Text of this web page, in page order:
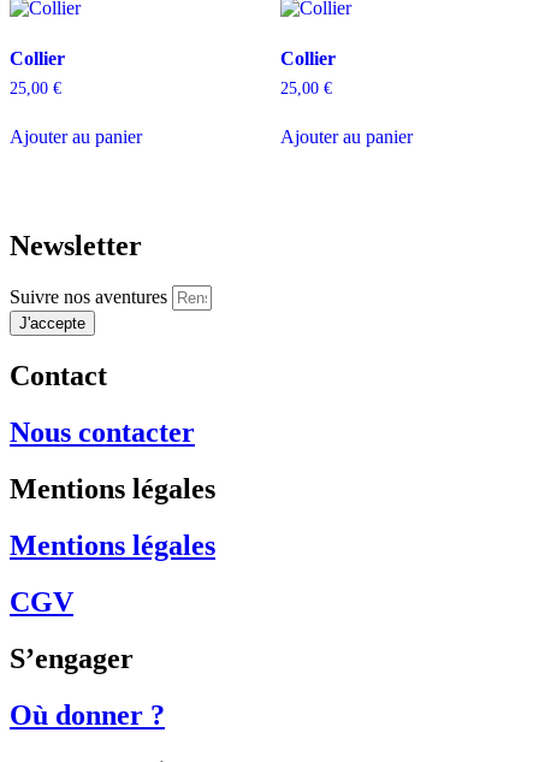
Collier
25,00 €
Ajouter au panier
Collier
25,00 €
Ajouter au panier
Newsletter
Suivre nos aventures
J'accepte
Contact
Nous contacter
Mentions légales
Mentions légales
CGV
S’engager
Où donner ?